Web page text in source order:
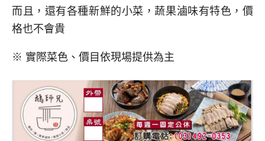
而且，還有各種新鮮的小菜，蔬果滷味有特色，價
格也不會貴
※ 實際菜色、價目依現場提供為主